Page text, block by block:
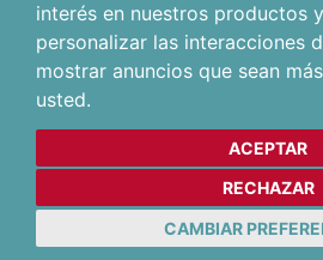
interés en nuestros productos
personalizar las interacciones
mostrar anuncios que sean
usted.
ACEPTAR
RECHAZAR
CAMBIAR